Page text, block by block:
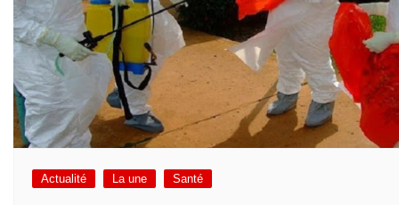
Actualité La une Santé